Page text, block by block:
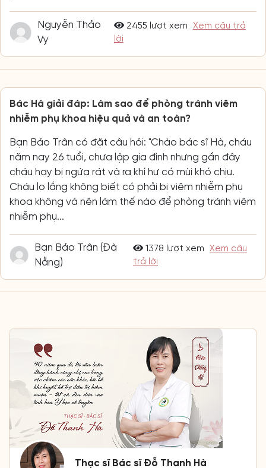
Nguyễn Thảo
Vy
2455 lượt xem
Xem câu trả
lời
Bác Hà giải đáp: Làm sao để phòng tránh viêm
nhiễm phụ khoa hiệu quả và an toàn?
Bạn Bảo Trân có đặt câu hỏi: "Chào bác sĩ Hà, cháu
năm nay 26 tuổi, chưa lập gia đình nhưng gần đây
cháu hay bị ngứa rát và ra khí hư có mùi khó chịu.
Cháu lo lắng không biết có phải bị viêm nhiễm phụ
khoa không và nên làm thế nào để phòng tránh viêm
nhiễm phụ...
Bạn Bảo Trân (Đà
Nẵng)
1378 lượt xem
Xem câu
trả lời
Thạc sĩ Bác sĩ Đỗ Thanh Hà